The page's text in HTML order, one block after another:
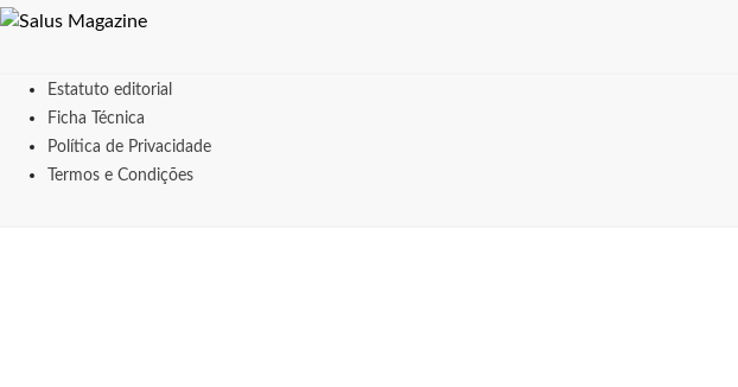
Estatuto editorial
Ficha Técnica
Política de Privacidade
Termos e Condições